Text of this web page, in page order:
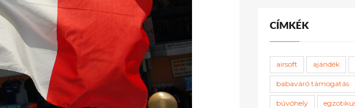
CÍMKÉK
airsoft ajándék
babaváró támogatás
búvóhely